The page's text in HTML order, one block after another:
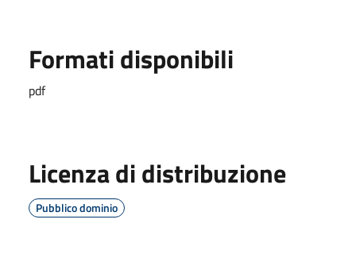
Formati disponibili
pdf
Licenza di distribuzione
Pubblico dominio